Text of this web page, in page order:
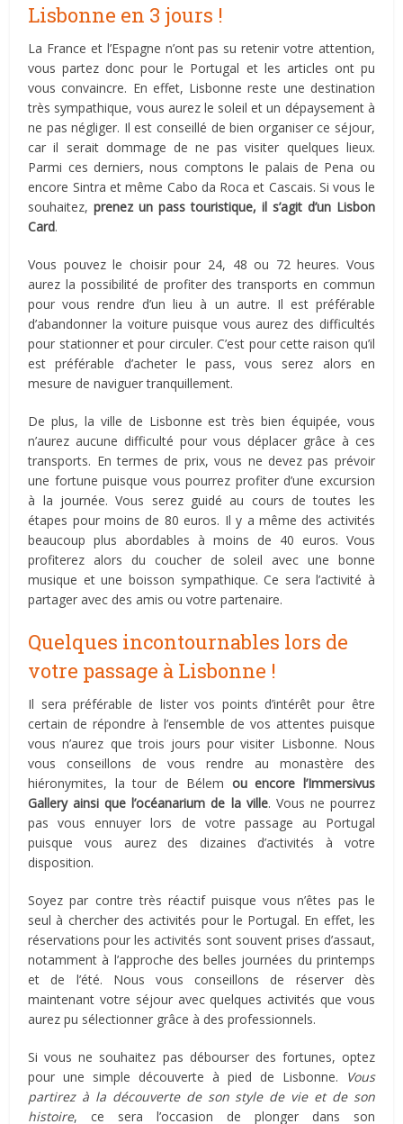
Lisbonne en 3 jours !
La France et l’Espagne n’ont pas su retenir votre attention,
vous partez donc pour le Portugal et les articles ont pu
vous convaincre. En effet, Lisbonne reste une destination
très sympathique, vous aurez le soleil et un dépaysement à
ne pas négliger. Il est conseillé de bien organiser ce séjour,
car il serait dommage de ne pas visiter quelques lieux.
Parmi ces derniers, nous comptons le palais de Pena ou
encore Sintra et même Cabo da Roca et Cascais. Si vous le
souhaitez,prenez un pass touristique, il s’agit d’un Lisbon
Card.
Vous pouvez le choisir pour 24, 48 ou 72 heures. Vous
aurez la possibilité de profiter des transports en commun
pour vous rendre d’un lieu à un autre. Il est préférable
d’abandonner la voiture puisque vous aurez des difficultés
pour stationner et pour circuler. C’est pour cette raison qu’il
est préférable d’acheter le pass, vous serez alors en
mesure de naviguer tranquillement.
De plus, la ville de Lisbonne est très bien équipée, vous
n’aurez aucune difficulté pour vous déplacer grâce à ces
transports. En termes de prix, vous ne devez pas prévoir
une fortune puisque vous pourrez profiter d’une excursion
à la journée. Vous serez guidé au cours de toutes les
étapes pour moins de 80 euros. Il y a même des activités
beaucoup plus abordables à moins de 40 euros. Vous
profiterez alors du coucher de soleil avec une bonne
musique et une boisson sympathique. Ce sera l’activité à
partager avec des amis ou votre partenaire.
Quelques incontournables lors de
votre passage à Lisbonne !
Il sera préférable de lister vos points d’intérêt pour être
certain de répondre à l’ensemble de vos attentes puisque
vous n’aurez que trois jours pour visiter Lisbonne. Nous
vous conseillons de vous rendre au monastère des
hiéronymites, la tour de Bélem ou encore l’Immersivus
Gallery ainsi que l’océanarium de la ville. Vous ne pourrez
pas vous ennuyer lors de votre passage au Portugal
puisque vous aurez des dizaines d’activités à votre
disposition.
Soyez par contre très réactif puisque vous n’êtes pas le
seul à chercher des activités pour le Portugal. En effet, les
réservations pour les activités sont souvent prises d’assaut,
notamment à l’approche des belles journées du printemps
et de l’été. Nous vous conseillons de réserver dès
maintenant votre séjour avec quelques activités que vous
aurez pu sélectionner grâce à des professionnels.
Si vous ne souhaitez pas débourser des fortunes, optez
pour une simple découverte à pied de Lisbonne.
Vous
partirez à la découverte de son style de vie et de son
histoire, ce sera l’occasion de plonger dans son